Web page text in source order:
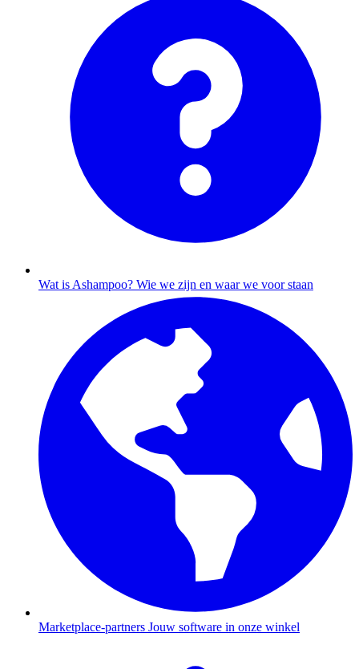
Wat is Ashampoo? Wie we zijn en waar we voor staan
Marketplace-partners Jouw software in onze winkel